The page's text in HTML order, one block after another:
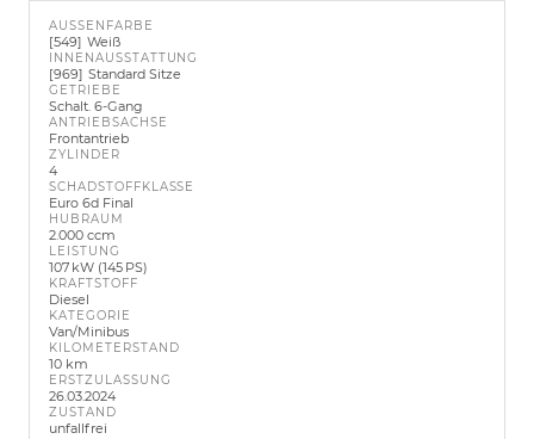
AUSSENFARBE
549 Weiß
INNENAUSSTATTUNG
969 Standard Sitze
GETRIEBE
Schalt. 6-Gang
ANTRIEBSACHSE
Frontantrieb
ZYLINDER
4
SCHADSTOFFKLASSE
Euro 6d Final
HUBRAUM
2.000 ccm
LEISTUNG
107 kW (145 PS)
KRAFTSTOFF
Diesel
KATEGORIE
Van/Minibus
KILOMETERSTAND
10 km
ERSTZULASSUNG
26.03.2024
ZUSTAND
unfallfrei